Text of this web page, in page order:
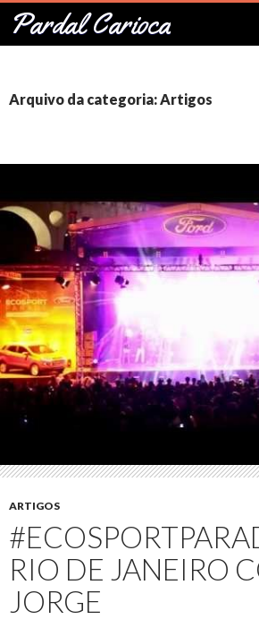
Pardal Carioca
Pesquisar
PULAR
CONTEÚDO
Arquivo da categoria: Artigos
ARTIGOS
RIO DE JANEIRO
JORGE